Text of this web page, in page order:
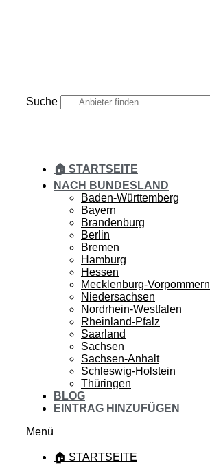
Suche
🏠 STARTSEITE
NACH BUNDESLAND
Baden-Württemberg
Bayern
Brandenburg
Berlin
Bremen
Hamburg
Hessen
Mecklenburg-Vorpommern
Niedersachsen
Nordrhein-Westfalen
Rheinland-Pfalz
Saarland
Sachsen
Sachsen-Anhalt
Schleswig-Holstein
Thüringen
BLOG
EINTRAG HINZUFÜGEN
Menü
🏠 STARTSEITE